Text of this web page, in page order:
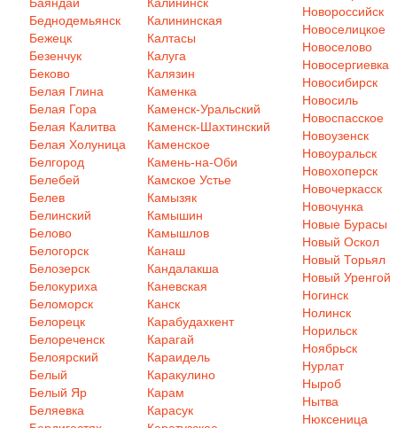
Беднодемьянск
Бежецк
Безенчук
Беково
Белая Глина
Белая Гора
Белая Калитва
Белая Холуница
Белгород
Белебей
Белев
Белинский
Белово
Белогорск
Белозерск
Белокуриха
Беломорск
Белорецк
Белореченск
Белоярский
Белый
Белый Яр
Беляевка
Калининская
Калтасы
Калуга
Калязин
Каменка
Каменск-Уральский
Каменск-Шахтинский
Каменское
Камень-на-Оби
Камское Устье
Камызяк
Камышин
Камышлов
Канаш
Кандалакша
Каневская
Канск
Карабудахкент
Карагай
Караидель
Каракулино
Карам
Карасук
Новороссийск
Новоселицкое
Новоселово
Новосергиевка
Новосибирск
Новосиль
Новоспасское
Новоузенск
Новоуральск
Новохоперск
Новочеркасск
Новочунка
Новые Бурасы
Новый Оскол
Новый Торьял
Новый Уренгой
Ногинск
Нолинск
Норильск
Ноябрьск
Нурлат
Ныроб
Нытва
Нюксеница